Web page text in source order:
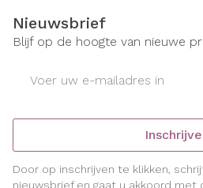
Nieuwsbrief
Blijf op de hoogte van nieuwe
Door op inschrijven te klikken,
nieuwsbrief en gaat u akkoord met